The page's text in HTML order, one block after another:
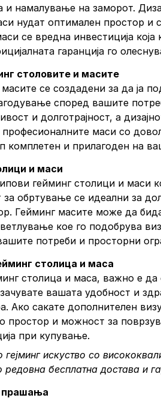
и намалување на заморот.
нудат оптимален простор и
се вредна инвестиција
гаранција го
столовите и масите
масите се создадени за да ја
според вашите
и долготрајност, а
маси со
комплетен и прилагоден на
и маси
гейминг столици и маси
обртување се идеални за
Гейминг масите може да
кое го подобрува
потреби и просторни
столица и маса
столица и маса, важно е
вашата удобност и
Ако сакате дополнителен
простор и можност за
при купување.
искуство со
редовна бесплатна достава и
прашања